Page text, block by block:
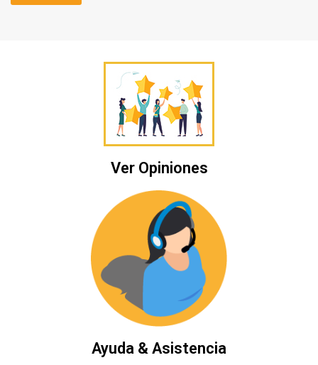
Ver Opiniones
Ayuda & Asistencia